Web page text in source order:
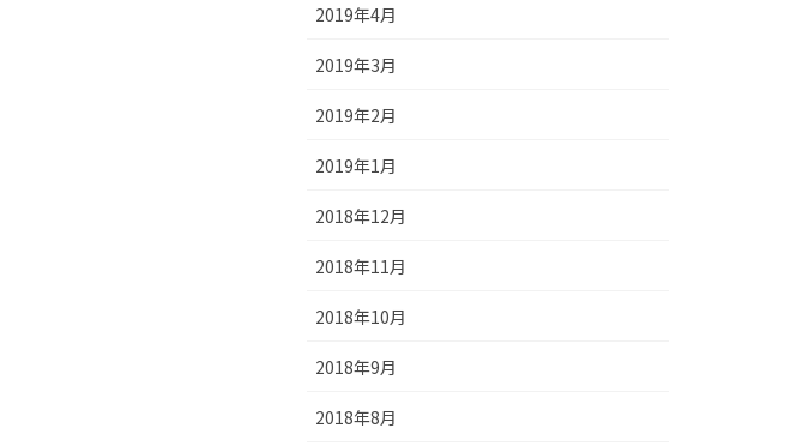
2019年4月
2019年3月
2019年2月
2019年1月
2018年12月
2018年11月
2018年10月
2018年9月
2018年8月